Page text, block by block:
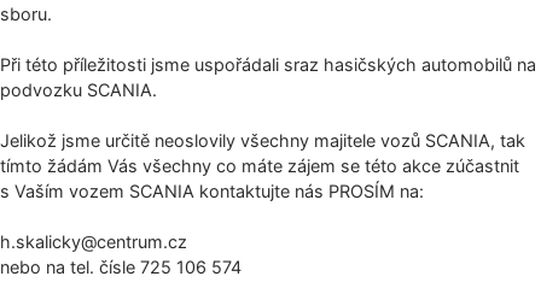
sboru.
Při této příležitosti jsme uspořádali sraz hasičských automobilů na
podvozku SCANIA.
Jelikož jsme určitě neoslovily všechny majitele vozů SCANIA, tak
tímto žádám Vás všechny co máte zájem se této akce zúčastnit
s Vaším vozem SCANIA kontaktujte nás PROSÍM na:
h.skalicky@cen­trum.cz
nebo na tel. čísle 725 106 574